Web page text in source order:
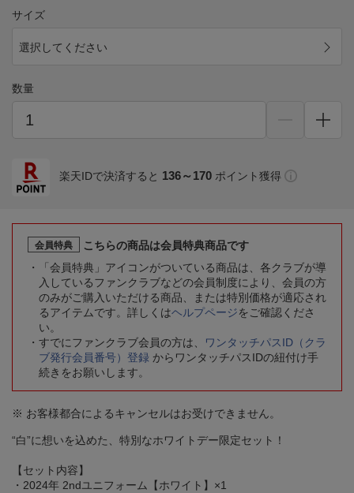
サイズ
選択してください
数量
楽天IDで決済すると 136～170 ポイント獲得
会員特典
こちらの商品は会員特典商品です
「会員特典」アイコンがついている商品は、各クラブが導
入しているファンクラブなどの会員制度により、会員の方
のみがご購入いただける商品、または特別価格が適応され
るアイテムです。詳しくはヘルプページをご確認くださ
い。
すでにファンクラブ会員の方は、
ワンタッチパスID（クラ
ブ発行会員番号）登録 からワンタッチパスIDの紐付け手
続きをお願いします。
※ お客様都合によるキャンセルはお受けできません。
“白”に想いを込めた、特別なホワイトデー限定セット！
【セット内容】
・2024年 2ndユニフォーム【ホワイト】×1